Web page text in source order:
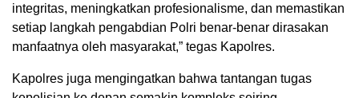
integritas, meningkatkan profesionalisme, dan memastikan
setiap langkah pengabdian Polri benar-benar dirasakan
manfaatnya oleh masyarakat,” tegas Kapolres.
Kapolres juga mengingatkan bahwa tantangan tugas